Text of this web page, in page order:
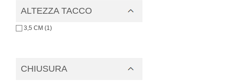
ALTEZZA TACCO
3,5 CM (1)
CHIUSURA